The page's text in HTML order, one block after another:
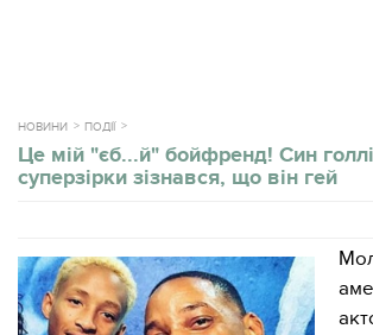
НОВИНИ ПОДІЇ
Це мій "єб...й" бойфренд! Син
суперзірки зізнався, що він гей